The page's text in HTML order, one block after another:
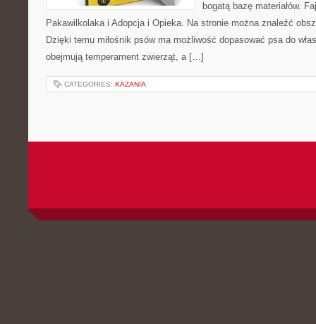
bogatą bazę materiałów.
Pakawilkolaka i Adopcja i Opieka. Na stronie można znaleźć
Dzięki temu miłośnik psów ma możliwość dopasować psa do
obejmują temperament zwierząt, a […]
CATEGORIES: KAZANIA